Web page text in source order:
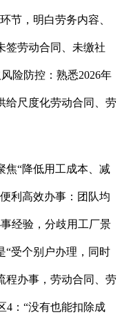
节，明白劳务内容、
签劳动合同、未缴社
险防控：熟悉2026年
给尺度化劳动合同、劳
“降低用工成本、减
利高效办事：团队均
经验，分歧用工厂景
“受个别户办理，同时
程办事，劳动合同、劳
4：“没有也能扣除成